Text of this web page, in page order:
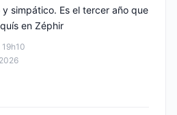
simpático. Es el tercer año que
en Zéphir